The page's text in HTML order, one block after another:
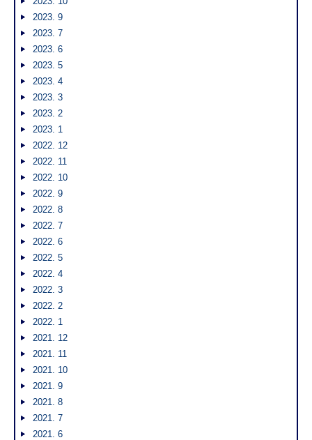
2023. 9
2023. 7
2023. 6
2023. 5
2023. 4
2023. 3
2023. 2
2023. 1
2022. 12
2022. 11
2022. 10
2022. 9
2022. 8
2022. 7
2022. 6
2022. 5
2022. 4
2022. 3
2022. 2
2022. 1
2021. 12
2021. 11
2021. 10
2021. 9
2021. 8
2021. 7
2021. 6